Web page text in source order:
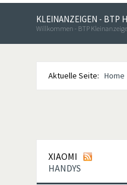
KLEINANZEIGEN - BTP
Willkommen - BTP
Aktuelle Seite: Home
XIAOMI
HANDYS